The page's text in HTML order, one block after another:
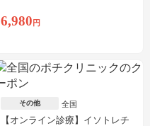
6,980 円
その他 全国
【オンライン診療】イソトレチ